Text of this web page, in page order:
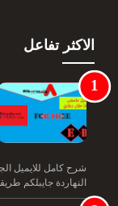
الاكثر تفاعل
النهاردة جايبلكم